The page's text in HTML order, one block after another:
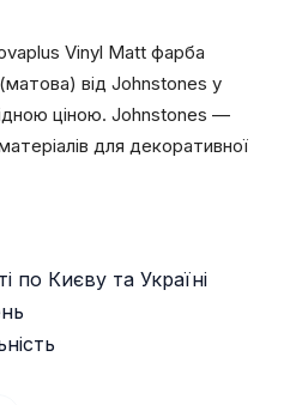
Vinyl Matt фарба
від Johnstones у
ціною. Johnstones —
для декоративної
по Києву та Україні